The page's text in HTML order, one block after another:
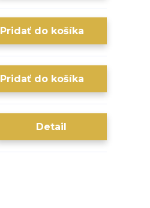
Pridať do košíka
Pridať do košíka
Detail